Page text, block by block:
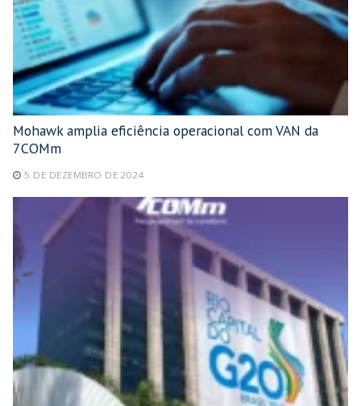
Mohawk amplia eficiência operacional com VAN da
7COMm
5 DE DEZEMBRO DE 2024